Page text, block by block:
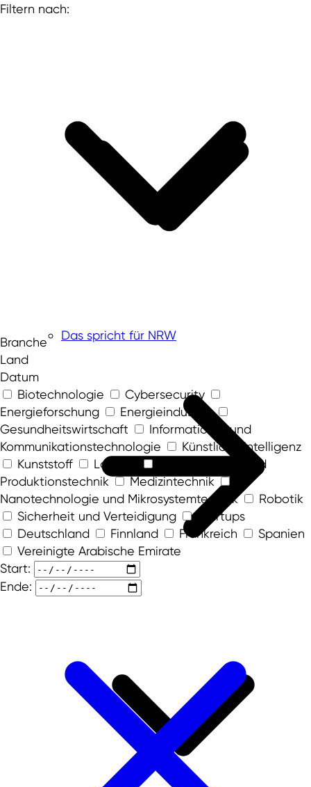
Das spricht für NRW
Filtern nach:
Branche
Land
Datum
Biotechnologie
Cybersecurity
Energieforschung
Energieindustrie
Gesundheitswirtschaft
Informations- und
Kommunikationstechnologie
Künstliche Intelligenz
Kunststoff
Logistik
Maschinenbau und
Produktionstechnik
Medizintechnik
Nanotechnologie und Mikrosystemtechnik
Robotik
Sicherheit und Verteidigung
Startups
Deutschland
Finnland Frankreich
Spanien
Vereinigte Arabische Emirate
Start:
Ende: